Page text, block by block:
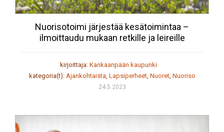
Nuorisotoimi järjestää kesätoimintaa –
ilmoittaudu mukaan retkille ja leireille
kirjoittaja: Kankaanpään kaupunki
kategoria(t): Ajankohtaista, Lapsiperheet, Nuoret, Nuoriso
24.5.2023